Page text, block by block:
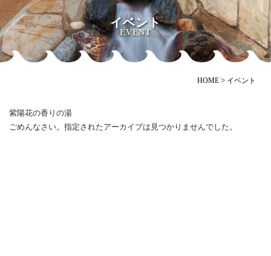
イベント
EVENT
HOME > イベント
紫陽花の香りの湯
ごめんなさい。指定されたアーカイブは見つかりませんでした。